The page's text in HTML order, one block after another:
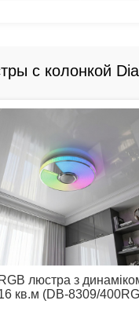
с колонкой
люстра з
кв.м (DB-8309/